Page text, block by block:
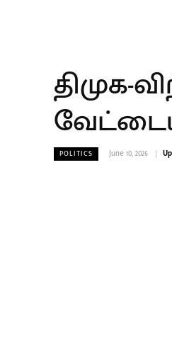
திமுக-
POLITICS June 10, 2026